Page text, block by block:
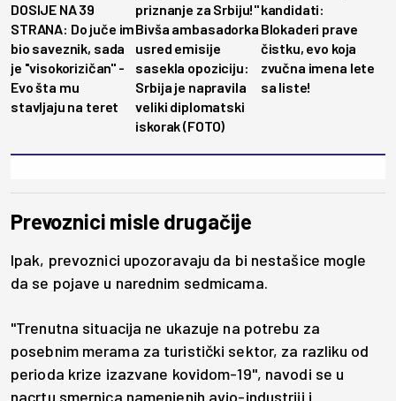
DOSIJE NA 39
STRANA: Do juče im
bio saveznik, sada
je ''visokorizičan'' -
Evo šta mu
stavljaju na teret
priznanje za Srbiju!"
Bivša ambasadorka
usred emisije
sasekla opoziciju:
Srbija je napravila
veliki diplomatski
iskorak (FOTO)
kandidati:
Blokaderi prave
čistku, evo koja
zvučna imena lete
sa liste!
Prevoznici misle drugačije
Ipak, prevoznici upozoravaju da bi nestašice mogle
da se pojave u narednim sedmicama.
"Trenutna situacija ne ukazuje na potrebu za
posebnim merama za turistički sektor, za razliku od
perioda krize izazvane kovidom-19", navodi se u
nacrtu smernica namenjenih avio-industriji i